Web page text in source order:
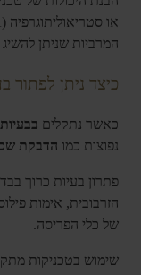
המרביות שניתן
כיצד ניתן לפתור
כאשר נתקלים
נפוצות כמו הדבקת
פתרון בעיות כרוך
הזרבובית, אימות
של כלי הפריסה.
שימוש בטכניקות